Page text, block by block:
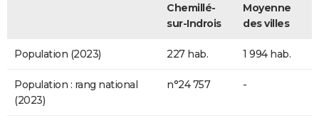
Chemillé-
sur-Indrois
Moyenne
des villes
Population (2023) 227 hab. 1 994 hab.
Population : rang national
(2023)
n°24 757 -